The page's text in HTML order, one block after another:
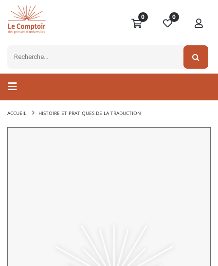
0 0
ACCUEIL HISTOIRE ET PRATIQUES DE LA TRADUCTION